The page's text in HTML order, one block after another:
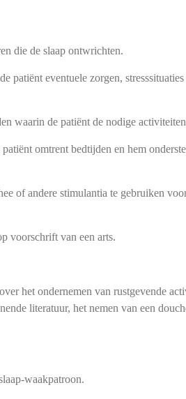
die de slaap ontwrich­ten.
patiënt eventuele zorgen,
waarin de patiënt de nodige
omtrent bedtijden en hem
of andere stimulan­tia te gebruiken
voorschrift van een arts.
het ondernemen van rus­tge­vende
litera­tuur, het nemen van een
waakpatroon.